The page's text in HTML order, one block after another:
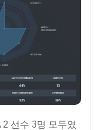
선수 3명 모두였